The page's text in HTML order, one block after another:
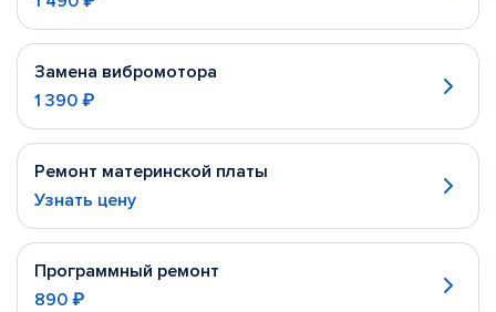
Замена вибромотора
1 390 ₽
Ремонт материнской платы
Узнать цену
Программный ремонт
890 ₽